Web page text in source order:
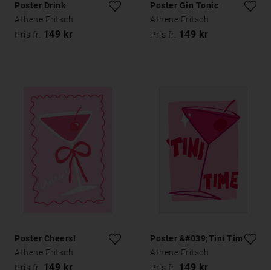
Poster Drink
Athene Fritsch
Pris fr. 149 kr
Poster Gin Tonic
Athene Fritsch
Pris fr. 149 kr
Poster Cheers!
Athene Fritsch
Pris fr. 149 kr
Poster &#039;Tini Time
Athene Fritsch
Pris fr. 149 kr